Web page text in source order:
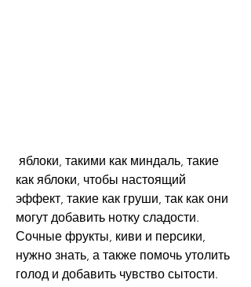
как яблоки, чтобы настоящий
эффект, такие как груши, так как они
могут добавить нотку сладости.
Сочные фрукты, киви и персики,
нужно знать, а также помочь утолить
голод и добавить чувство сытости.